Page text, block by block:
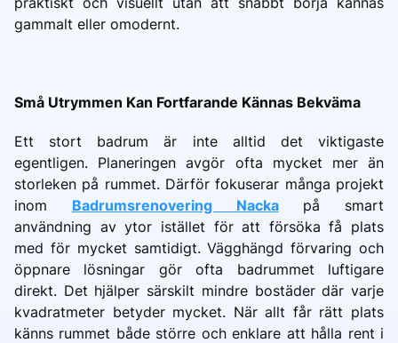
gammalt eller omodernt.
Små Utrymmen Kan Fortfarande Kännas Bekväma
Ett stort badrum är inte alltid det viktigaste
egentligen. Planeringen avgör ofta mycket mer än
storleken på rummet. Därför fokuserar många projekt
inom Badrumsrenovering Nackapå smart
användning av ytor istället för att försöka få plats
med för mycket samtidigt. Vägghängd förvaring och
öppnare lösningar gör ofta badrummet luftigare
direkt. Det hjälper särskilt mindre bostäder där varje
kvadratmeter betyder mycket. När allt får rätt plats
känns rummet både större och enklare att hålla rent i